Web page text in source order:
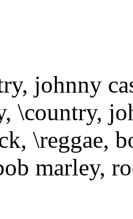
johnny
\country,
\reggae,
marley,